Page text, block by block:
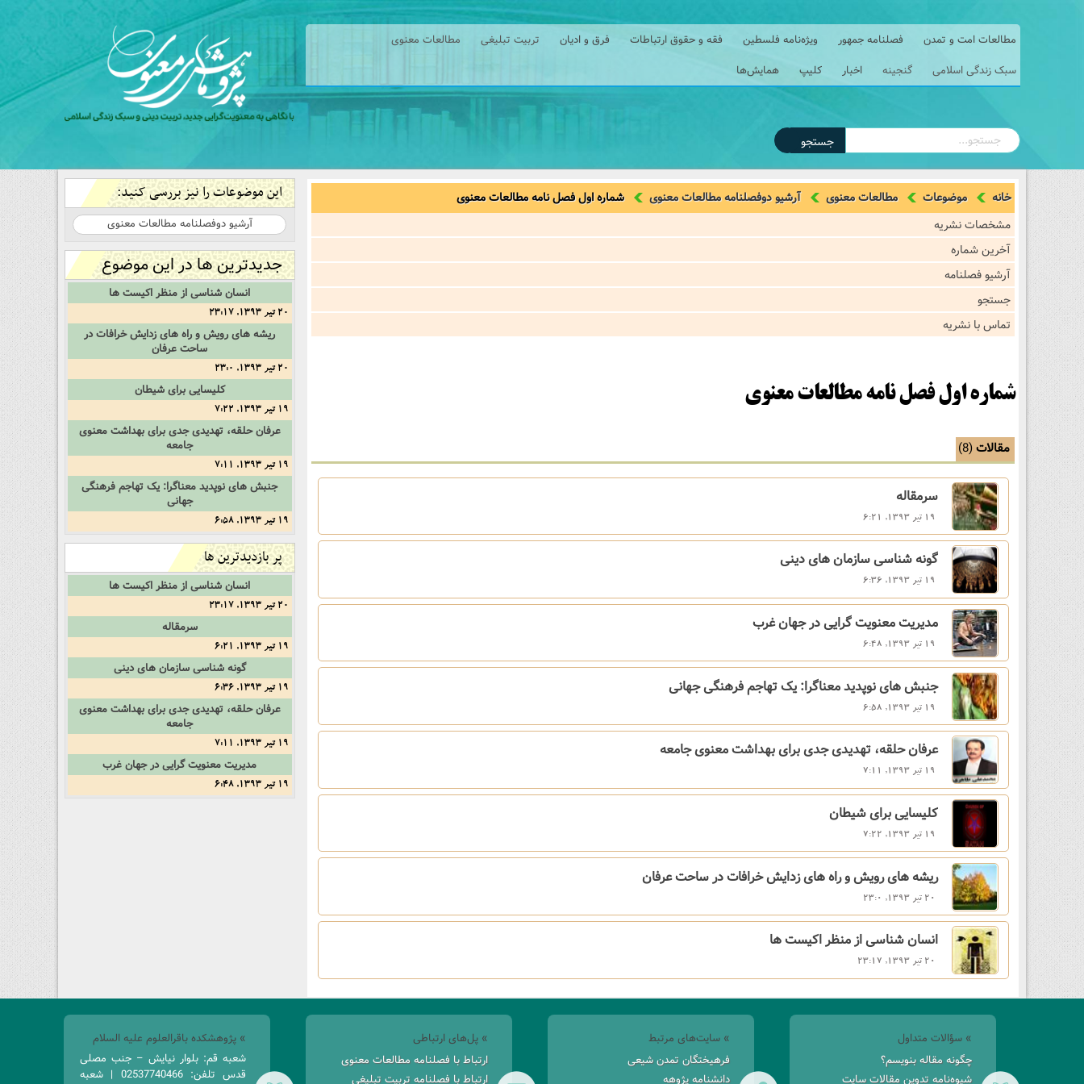
مطالعات امت و تمدن فصلنامه جمهور ویژه‌نامه فلسطین فقه و حقوق ارتباطات فرق و ادیان تربیت تبلیغی
مطالعات معنوی
سبک زندگی اسلامی
گنجینه اخبار کلیپ همایش‌ها
جستجو
خانه موضوعات مطالعات معنوی آرشیو دوفصلنامه مطالعات معنوی
شماره اول فصل نامه مطالعات معنوی
مشخصات نشریه
آخرین شماره
آرشیو فصلنامه
جستجو
تماس با نشریه
شماره اول فصل نامه مطالعات معنوی
مقالات(8)
سرمقاله
19 تیر 1393, 6:21
گونه شناسی سازمان های دینی
19 تیر 1393, 6:36
مدیریت معنویت گرایی در جهان غرب
19 تیر 1393, 6:48
جنبش های نوپدید معناگرا: یک تهاجم فرهنگی جهانی
19 تیر 1393, 6:58
عرفان حلقه، تهدیدی جدی برای بهداشت معنوی جامعه
19 تیر 1393, 7:11
کلیسایی برای شیطان
19 تیر 1393, 7:22
ریشه های رویش و راه های زدایش خرافات در ساحت عرفان
20 تیر 1393, 23:0
انسان شناسی از منظر اکیست ها
20 تیر 1393, 23:17
این موضوعات را نیز بررسی کنید:
آرشیو دوفصلنامه مطالعات معنوی
جدیدترین ها در این موضوع
انسان شناسی از منظر اکیست ها
20 تیر 1393, 23:17
ریشه های رویش و راه های زدایش خرافات در
ساحت عرفان
20 تیر 1393, 23:0
کلیسایی برای شیطان
19 تیر 1393, 7:22
عرفان حلقه، تهدیدی جدی برای بهداشت معنوی
جامعه
19 تیر 1393, 7:11
جنبش های نوپدید معناگرا: یک تهاجم فرهنگی
جهانی
19 تیر 1393, 6:58
پر بازدیدترین ها
انسان شناسی از منظر اکیست ها
20 تیر 1393, 23:17
سرمقاله
19 تیر 1393, 6:21
گونه شناسی سازمان های دینی
19 تیر 1393, 6:36
عرفان حلقه، تهدیدی جدی برای بهداشت معنوی
جامعه
19 تیر 1393, 7:11
مدیریت معنویت گرایی در جهان غرب
19 تیر 1393, 6:48
» سؤالات متداول
چگونه مقاله بنویسم؟
شیوه‌نامه تدوین مقالات سایت
» سایت‌های مرتبط
فرهیختگان تمدن شیعی
دانشنامه پژوهه
» پل‌های ارتباطی
ارتباط با فصلنامه مطالعات معنوی
ارتباط با فصلنامه تربیت تبلیغی
» پژوهشکده باقرالعلوم علیه السلام
شعبه قم: بلوار نیایش – جنب مصلی
قدس تلفن: 02537740466 | شعبه